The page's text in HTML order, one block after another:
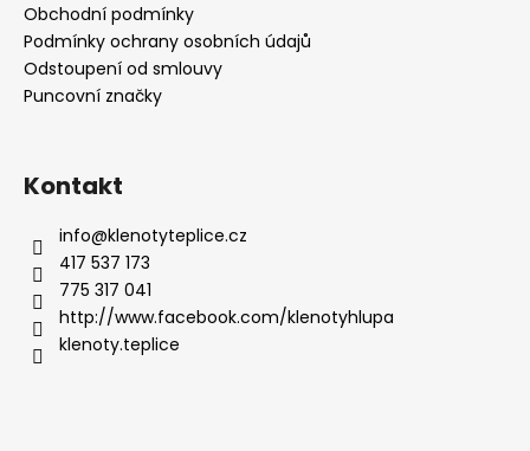
Obchodní podmínky
Podmínky ochrany osobních údajů
Odstoupení od smlouvy
Puncovní značky
Kontakt
info@klenotyteplice.cz
417 537 173
775 317 041
http://www.facebook.com/klenotyhlupa
klenoty.teplice